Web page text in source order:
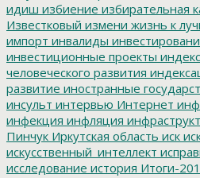
идиш избиение избирательная
Известковый измени жизнь к
импорт инвалиды
инвестиционные проекты
человеческого развития
развитие иностранные
инсульт интервью Интернет
инфекция инфляция
Пинчук Иркутская область иск
искусственный_интеллект
исследование история Итоги-